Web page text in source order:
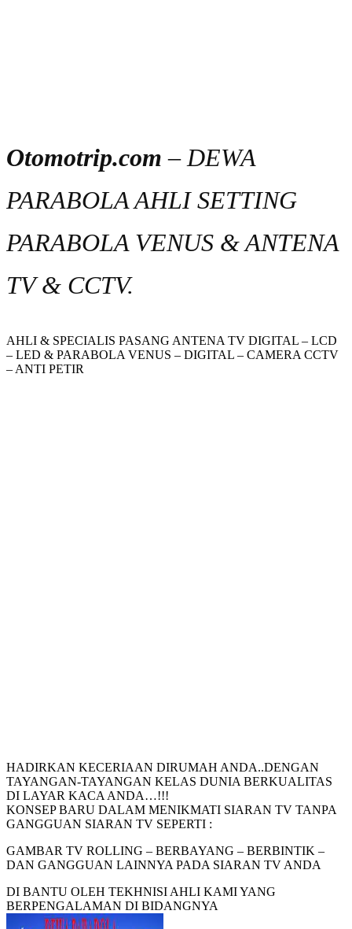
Otomotrip.com – DEWA
PARABOLA AHLI SETTING
PARABOLA VENUS & ANTENA
TV & CCTV.
AHLI & SPECIALIS PASANG ANTENA TV DIGITAL – LCD
– LED & PARABOLA VENUS – DIGITAL – CAMERA CCTV
– ANTI PETIR
HADIRKAN KECERIAAN DIRUMAH ANDA..DENGAN
TAYANGAN-TAYANGAN KELAS DUNIA BERKUALITAS
DI LAYAR KACA ANDA…!!!
KONSEP BARU DALAM MENIKMATI SIARAN TV TANPA
GANGGUAN SIARAN TV SEPERTI :
GAMBAR TV ROLLING – BERBAYANG – BERBINTIK –
DAN GANGGUAN LAINNYA PADA SIARAN TV ANDA
DI BANTU OLEH TEKHNISI AHLI KAMI YANG
BERPENGALAMAN DI BIDANGNYA